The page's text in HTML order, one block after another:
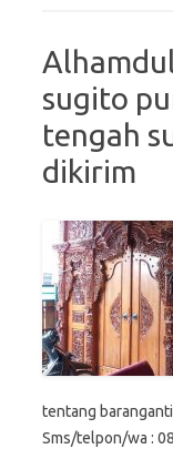
sugito
tengah
dikirim
tentang
Sms/telpon/wa :